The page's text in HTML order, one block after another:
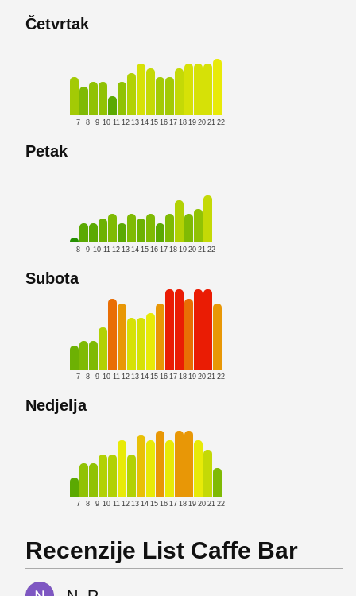
Četvrtak
7 8 9 10 11 12 13 14 15 16 17 18 19 20 21 22
Petak
8 9 10 11 12 13 14 15 16 17 18 19 20 21 22
Subota
7 8 9 10 11 12 13 14 15 16 17 18 19 20 21 22
Nedjelja
7 8 9 10 11 12 13 14 15 16 17 18 19 20 21 22
Recenzije List Caffe Bar